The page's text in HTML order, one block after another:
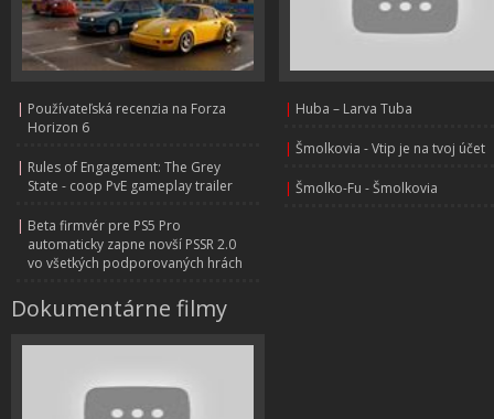
| Používateľská recenzia na Forza
Horizon 6
| Rules of Engagement: The Grey
State - coop PvE gameplay trailer
| Beta firmvér pre PS5 Pro
automaticky zapne novší PSSR 2.0
vo všetkých podporovaných hrách
| Huba – Larva Tuba
| Šmolkovia - Vtip je na tvoj účet
| Šmolko-Fu - Šmolkovia
Dokumentárne filmy